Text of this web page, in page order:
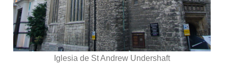
Iglesia de St Andrew Undershaft